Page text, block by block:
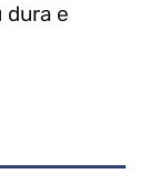
e